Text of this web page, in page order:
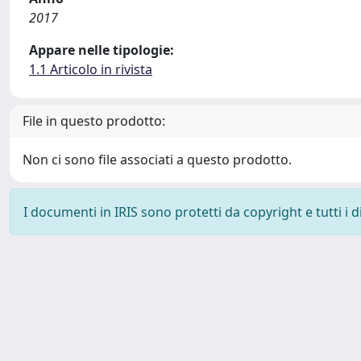
2017
Appare nelle tipologie:
1.1 Articolo in rivista
File in questo prodotto:
Non ci sono file associati a questo prodotto.
I documenti in IRIS sono protetti da copyright e tutti i